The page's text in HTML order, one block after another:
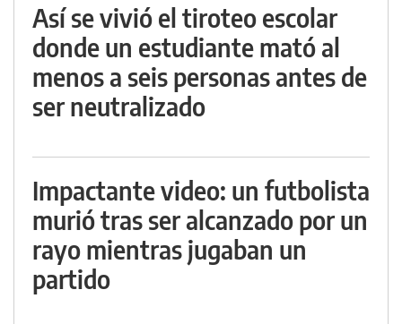
Así se vivió el tiroteo escolar
donde un estudiante mató al
menos a seis personas antes de
ser neutralizado
Impactante video: un futbolista
murió tras ser alcanzado por un
rayo mientras jugaban un
partido